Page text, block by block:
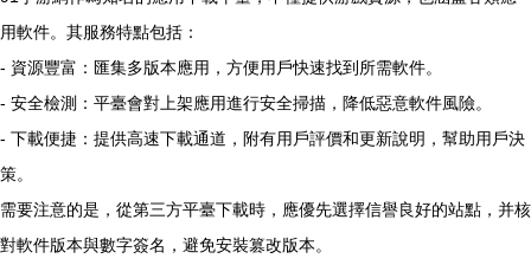
用軟件。其服務特點包括：
- 資源豐富：匯集多版本應用，方便用戶快速找到所需軟件。
- 安全檢測：平臺會對上架應用進行安全掃描，降低惡意軟件風險。
- 下載便捷：提供高速下載通道，附有用戶評價和更新說明，幫助用戶決
策。
需要注意的是，從第三方平臺下載時，應優先選擇信譽良好的站點，并核
對軟件版本與數字簽名，避免安裝篡改版本。